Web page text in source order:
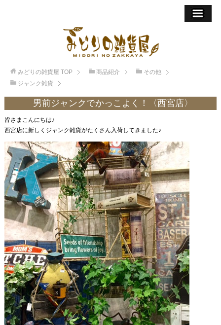
みどりの雑貨屋 TOP 商品紹介
その他
ジャンク雑貨
男前ジャンクでかっこよく！〈西宮店〉
皆さまこんにちは♪
西宮店に新しくジャンク雑貨がたくさん入荷してきました♪